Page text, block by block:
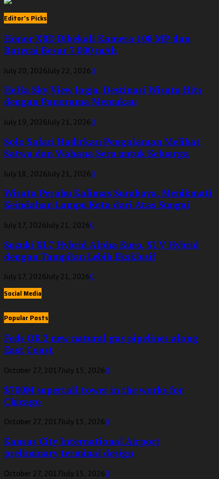
Editor's Picks
Honor X8D Dibekali Kamera 108 MP dan
Baterai Besar 7.000 mAh
July 20, 2026July 22, 20260
HeHa Sky View Jogja, Destinasi Wisata Hits
dengan Panorama Memukau
July 19, 2026July 21, 20260
Solo Safari Hadirkan Pengalaman Melihat
Satwa dan Wahana Seru untuk Keluarga
July 18, 2026July 21, 20260
Wisata Perahu Kalimas Surabaya, Menikmati
Keindahan Lampu Kota dari Atas Sungai
July 17, 2026July 21, 20260
Suzuki XL7 Hybrid Alpha Kuro, SUV Hybrid
dengan Tampilan Lebih Eksklusif
July 17, 2026July 21, 20260
Social Media
Popular Posts
Feds OK 2 new natural gas pipelines along
East Coast
October 27, 2017July 15, 20260
$700M supertall tower in the works for
Chicago
October 27, 2017July 15, 20260
Kansas City International Airport
preliminary terminal design
October 27, 2017July 15, 20260